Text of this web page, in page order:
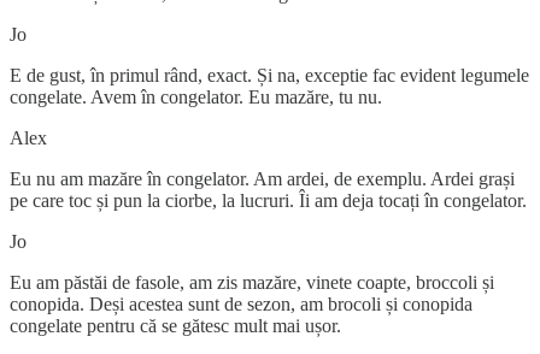
Jo
E de gust, în primul rând, exact. Și na, exceptie fac evident legumele
congelate. Avem în congelator. Eu mazăre, tu nu.
Alex
Eu nu am mazăre în congelator. Am ardei, de exemplu. Ardei grași
pe care toc și pun la ciorbe, la lucruri. Îi am deja tocați în congelator.
Jo
Eu am păstăi de fasole, am zis mazăre, vinete coapte, broccoli și
conopida. Deși acestea sunt de sezon, am brocoli și conopida
congelate pentru că se gătesc mult mai ușor.